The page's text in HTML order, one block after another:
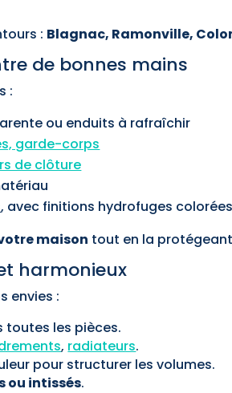
: Blagnac, Ramonville,
de bonnes mains
:
ou enduits à rafraîchir
garde-corps
de clôture
, avec finitions hydrofuges
maison tout en la
harmonieux
envies :
toutes les pièces.
, radiateurs.
pour structurer les volumes.
ou intissés.